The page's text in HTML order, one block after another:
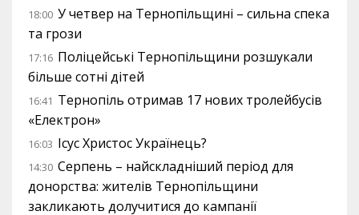
18:00 У четвер на Тернопільщині – сильна спека
та грози
17:16 Поліцейські Тернопільщини розшукали
більше сотні дітей
16:41 Тернопіль отримав 17 нових тролейбусів
«Електрон»
16:03 Ісус Христос Українець?
14:30 Серпень – найскладніший період для
донорства: жителів Тернопільщини
закликають долучитися до кампанії